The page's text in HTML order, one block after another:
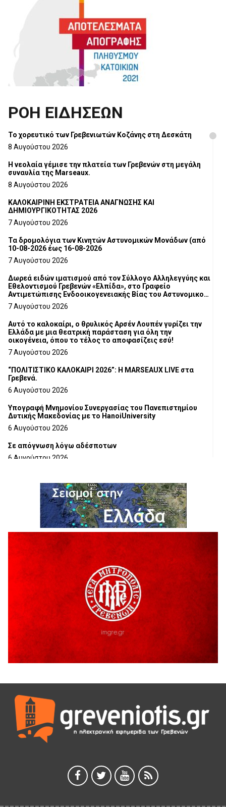
ΡΟΗ ΕΙΔΗΣΕΩΝ
Το χορευτικό των Γρεβενιωτών Κοζάνης στη Δεσκάτη
8 Αυγούστου 2026
Η νεολαία γέμισε την πλατεία των Γρεβενών στη μεγάλη
συναυλία της Marseaux.
8 Αυγούστου 2026
ΚΑΛΟΚΑΙΡΙΝΗ ΕΚΣΤΡΑΤΕΙΑ ΑΝΑΓΝΩΣΗΣ ΚΑΙ
ΔΗΜΙΟΥΡΓΙΚΟΤΗΤΑΣ 2026
7 Αυγούστου 2026
Τα δρομολόγια των Κινητών Αστυνομικών Μονάδων (από
10-08-2026 έως 16-08-2026
7 Αυγούστου 2026
Δωρεά ειδών ιματισμού από τον Σύλλογο Αλληλεγγύης και
Εθελοντισμού Γρεβενών «Ελπίδα», στο Γραφείο
Αντιμετώπισης Ενδοοικογενειακής Βίας του Αστυνομικού
Τμήματος Γρεβενών
7 Αυγούστου 2026
Αυτό το καλοκαίρι, ο θρυλικός Αρσέν Λουπέν γυρίζει την
Ελλάδα με μια θεατρική παράσταση για όλη την
οικογένεια, όπου το τέλος το αποφασίζεις εσύ!
7 Αυγούστου 2026
“ΠΟΛΙΤΙΣΤΙΚΟ ΚΑΛΟΚΑΙΡΙ 2026”: Η MARSEAUX LIVE στα
Γρεβενά.
6 Αυγούστου 2026
Υπογραφή Μνημονίου Συνεργασίας του Πανεπιστημίου
Δυτικής Μακεδονίας με το HanoiUniversity
6 Αυγούστου 2026
Σε απόγνωση λόγω αδέσποτων
6 Αυγούστου 2026
6 Αυγούστου 2026
Ολοκληρώνεται η ασφαλτόστρωση της οδού Περιβόλι –
6 Αυγούστου 2026
H παραδοχή λαθών είναι (και) δύναμη
5 Αυγούστου 2026
Ο ΑΝΔΡΕΑΣ ΑΣΛΑΝΙΔΗΣ ΣΥΝΕΧΙΖΕΙ ΣΤΟΝ ΠΡΩΤΕΑ
ΓΡΕΒΕΝΩΝ
5 Αυγούστου 2026
Ευχαριστήριο Εκπολιτιστικού Συλλόγου Ταξιάρχη προς κ.
Παρασχάκη Αθανάσιο
5 Αυγούστου 2026
Διακοπή υδροδότησης του Α΄ κλάδου ύδρευσης
5 Αυγούστου 2026
Θερινό Σινεμά στο πλαίσιο του «Πολιτιστικού
Καλοκαιριού 2026» με την βραβευμένη ταινία «Μικρές
Ανάσες».
5 Αυγούστου 2026
5 Αυγούστου 2026